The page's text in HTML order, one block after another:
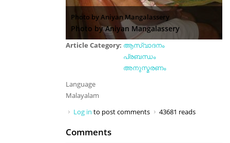
Photo by Aniyan Mangalassery
Photo by Aniyan Mangalassery
Article Category: ആസ്വാദനം
പ്രബന്ധം
അനുസ്മരണം
Language
Malayalam
Log in to post comments 43681 reads
Comments